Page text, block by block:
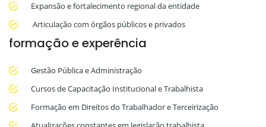
Expansão e fortalecimento regional da entidade
Articulação com órgãos públicos e privados
formação e experência
Gestão Pública e Administração
Cursos de Capacitação Institucional e Trabalhista
Formação em Direitos do Trabalhador e Terceirização